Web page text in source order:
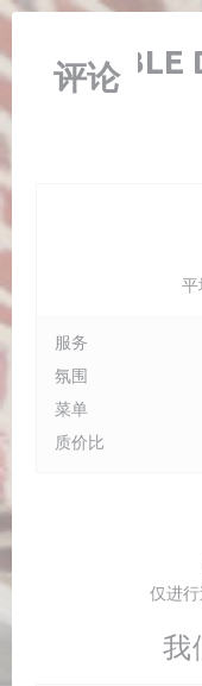
Cookie管理面板
L'ÉTABLE
评论
我
服务
氛围
菜单
质价比
仅进